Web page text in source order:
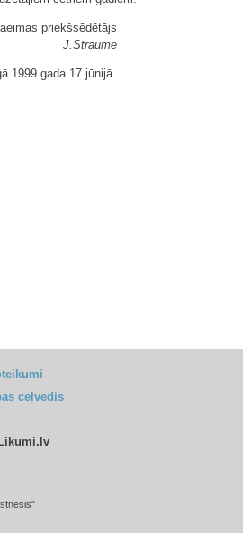
priekšsēdētājs
J.Straume
1999.gada 17.jūnijā
ceļvedis